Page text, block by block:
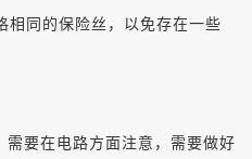
相同的保险丝，以免存在一些
要在电路方面注意，需要做好